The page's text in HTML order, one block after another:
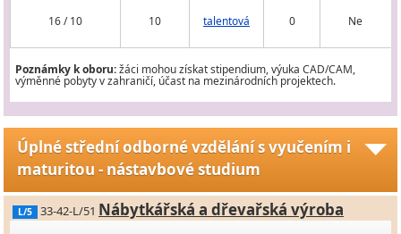
16 / 10 10 talentová 0 Ne
Poznámky k oboru:žáci mohou získat stipendium, výuka CAD/CAM,
výměnné pobyty v zahraničí, účast na mezinárodních projektech.
Úplné střední odborné vzdělání s vyučením i
maturitou - nástavbové studium
L/5 33-42-L/51 Nábytkářská a dřevařská výroba